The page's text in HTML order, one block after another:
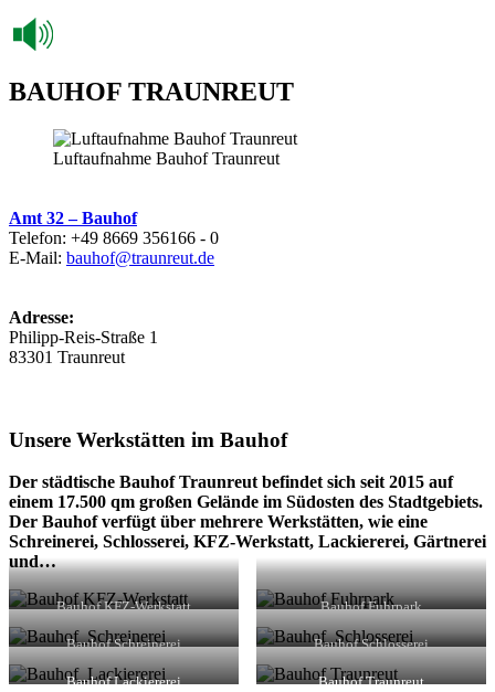
BAUHOF TRAUNREUT
Luftaufnahme Bauhof Traunreut
Amt 32 – Bauhof
Telefon: +49 8669 356166 - 0
E-Mail: bauhof@traunreut.de
Adresse:
Philipp-Reis-Straße 1
83301 Traunreut
Unsere Werkstätten im Bauhof
Der städtische Bauhof Traunreut befindet sich seit 2015 auf
einem 17.500 qm großen Gelände im Südosten des Stadtgebiets.
Der Bauhof verfügt über mehrere Werkstätten, wie eine
Schreinerei, Schlosserei, KFZ-Werkstatt, Lackiererei, Gärtnerei
und…
Bauhof KFZ-Werkstatt Bauhof Fuhrpark
Bauhof Schreinerei Bauhof Schlosserei
Bauhof Lackiererei Bauhof Traunreut